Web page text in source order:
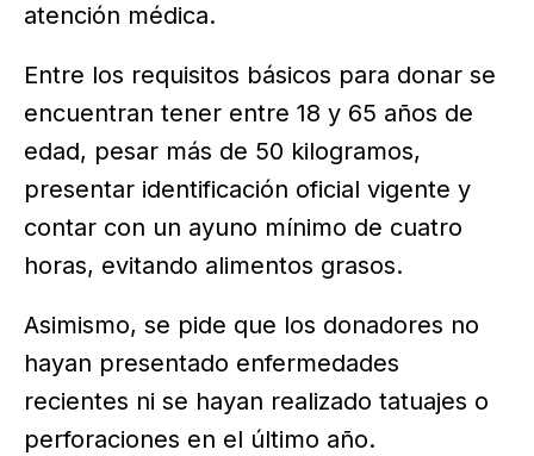
atención médica.
Entre los requisitos básicos para donar se
encuentran tener entre 18 y 65 años de
edad, pesar más de 50 kilogramos,
presentar identificación oficial vigente y
contar con un ayuno mínimo de cuatro
horas, evitando alimentos grasos.
Asimismo, se pide que los donadores no
hayan presentado enfermedades
recientes ni se hayan realizado tatuajes o
perforaciones en el último año.